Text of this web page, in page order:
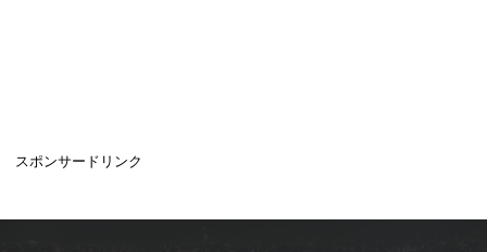
スポンサードリンク